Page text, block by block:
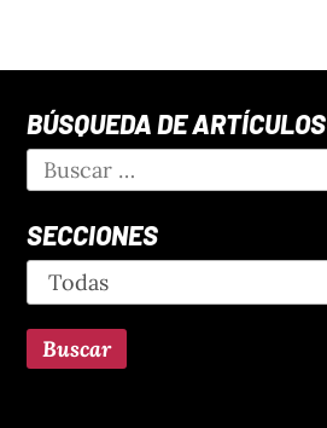
BÚSQUEDA DE ARTÍCULOS
SECCIONES